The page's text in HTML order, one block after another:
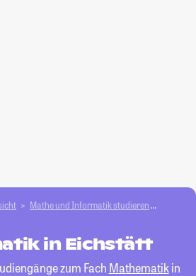
Mathe und Informatik studieren
in Eichstätt
zum Fach Mathematikin